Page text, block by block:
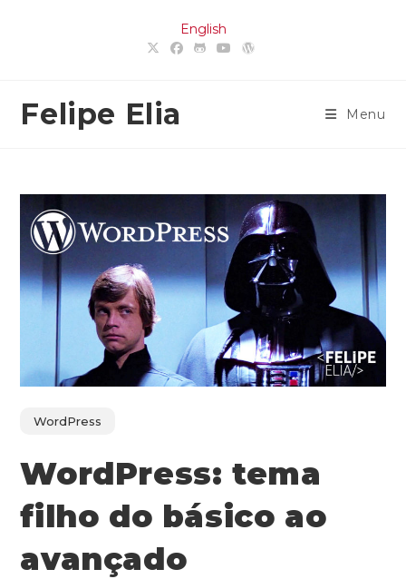
English
Felipe Elia Menu
WordPress
WordPress: tema
filho do básico ao
avançado